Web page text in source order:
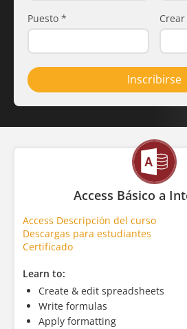
Puesto *
Inscribirse
Access Básico a
Access Descripción del curso
Descargas para estudiantes
Certificado
Learn to:
Create & edit spreadsheets
Write formulas
Apply formatting